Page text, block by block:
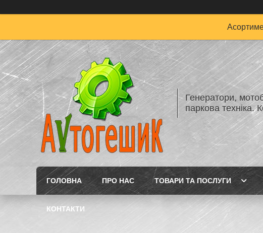
Генератори,
паркова техніка.
ГОЛОВНА ПРО НАС ТОВАРИ ТА ПОСЛУГИ
КОНТАКТИ